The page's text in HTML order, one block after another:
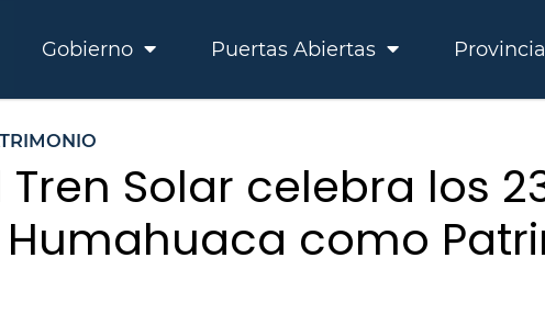
Gobierno Puertas Abiertas Provincia
Tren Solar celebra los
como